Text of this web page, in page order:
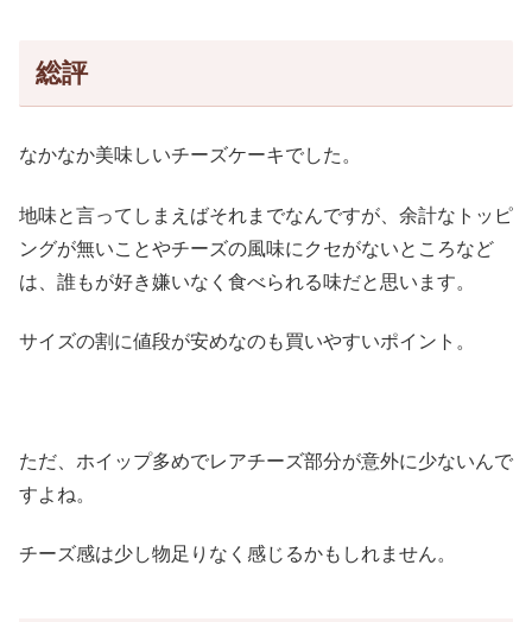
総評
なかなか美味しいチーズケーキでした。
地味と言ってしまえばそれまでなんですが、余計なトッピ
ングが無いことやチーズの風味にクセがないところなど
は、誰もが好き嫌いなく食べられる味だと思います。
サイズの割に値段が安めなのも買いやすいポイント。
ただ、ホイップ多めでレアチーズ部分が意外に少ないんで
すよね。
チーズ感は少し物足りなく感じるかもしれません。